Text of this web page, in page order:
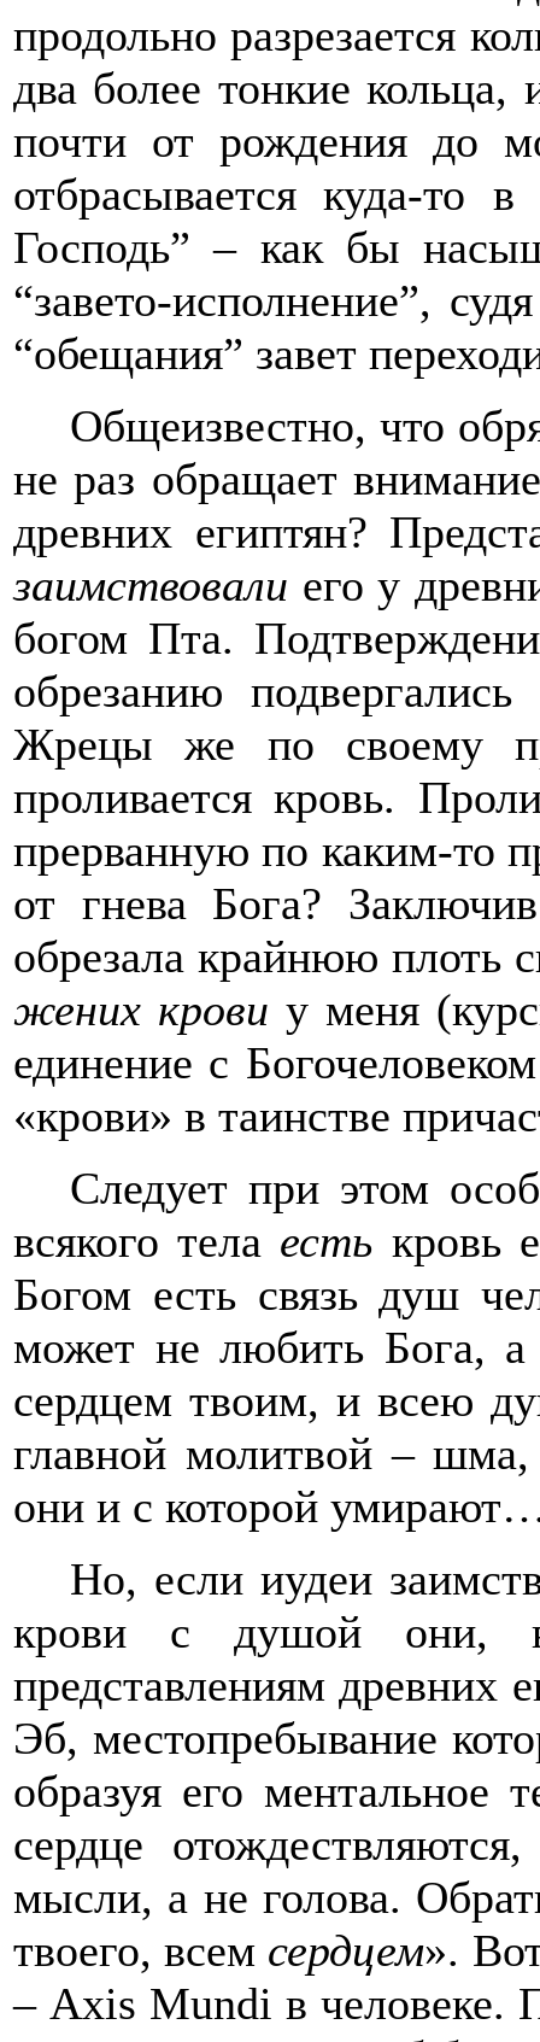
продольно разрезается
два более тонкие
почти от рождения до
отбрасывается куда-то
Господь” – как бы
“завето-исполнение”,
“обещания” завет
Общеизвестно, что
не раз обращает
древних египтян?
заимствовали его у
богом Пта.
обрезанию
Жрецы же по своему
проливается кровь.
прерванную по каким-то
от гнева Бога?
обрезала крайнюю плоть
жених крови у меня
единение с
«крови» в таинстве
Следует при этом
всякого тела есть кровь
Богом есть связь душ
может не любить Бога, а
сердцем твоим, и всею
главной молитвой –
они и с которой
Но, если иудеи
крови с душой они,
представлениям древних
Эб, местопребывание
образуя его ментальное
сердце
мысли, а не голова.
твоего, всем сердцем».
– Axis Mundi в человеке.